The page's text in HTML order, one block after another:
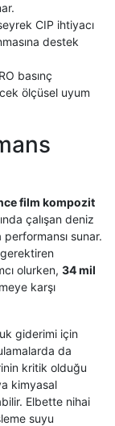
CIP ihtiyacı
destek
basınç
ölçüsel uyum
film kompozit
çalışan deniz
sunar.
olurken, 34 mil
karşı
giderimi için
da
kritik olduğu
kimyasal
Elbette nihai
suyu